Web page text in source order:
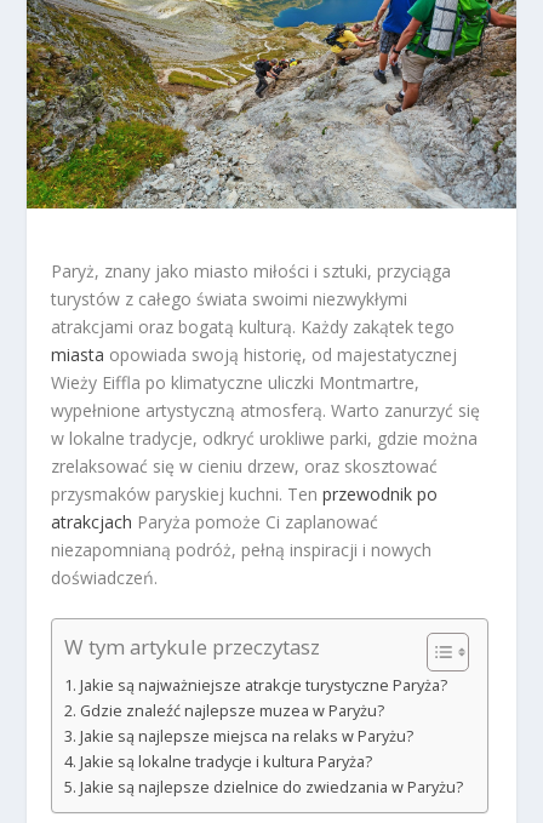
Paryż, znany jako miasto miłości i sztuki, przyciąga
turystów z całego świata swoimi niezwykłymi
atrakcjami oraz bogatą kulturą. Każdy zakątek tego
miasta opowiada swoją historię, od majestatycznej
Wieży Eiffla po klimatyczne uliczki Montmartre,
wypełnione artystyczną atmosferą. Warto zanurzyć się
w lokalne tradycje, odkryć urokliwe parki, gdzie można
zrelaksować się w cieniu drzew, oraz skosztować
przysmaków paryskiej kuchni. Tenprzewodnik po
atrakcjach Paryża pomoże Ci zaplanować
niezapomnianą podróż, pełną inspiracji i nowych
doświadczeń.
W tym artykule przeczytasz
Jakie są najważniejsze atrakcje turystyczne Paryża?
Gdzie znaleźć najlepsze muzea w Paryżu?
Jakie są najlepsze miejsca na relaks w Paryżu?
Jakie są lokalne tradycje i kultura Paryża?
Jakie są najlepsze dzielnice do zwiedzania w Paryżu?